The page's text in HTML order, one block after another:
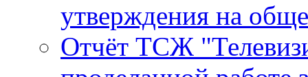
утверждения на
Отчёт ТСЖ